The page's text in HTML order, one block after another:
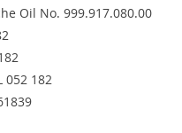
Oil No. 999.917.080.00
052 182